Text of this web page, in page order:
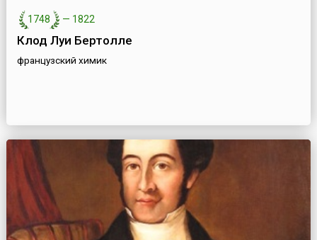
1748 — 1822
Клод Луи Бертолле
французский химик